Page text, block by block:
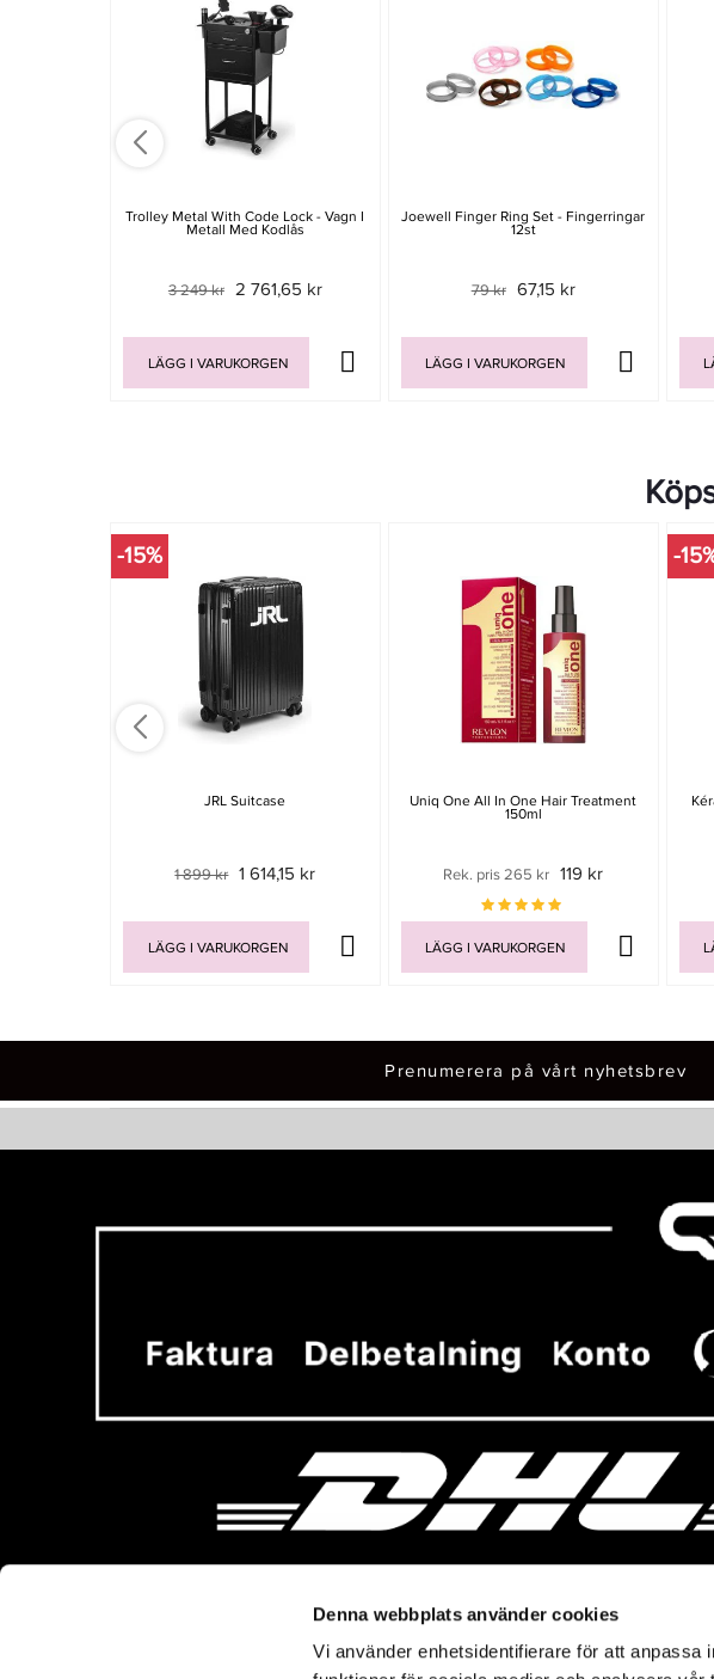
Denna webbplats använder cookies
Vi använder enhetsidentifierare för att anpassa
Trolley Metal With Code Lock - Vagn I
Metall Med Kodlås
3 249 kr 2 761,65 kr
LÄGG I VARUKORGEN
Joewell Finger Ring Set - Fingerringar
12st
79 kr 67,15 kr
LÄGG I VARUKORGEN
-15%
JRL Suitcase
1 899 kr 1 614,15 kr
LÄGG I VARUKORGEN
Uniq One All In One Hair Treatment
150ml
Rek. pris 265 kr 119 kr
LÄGG I VARUKORGEN
-
Prenumerera på vårt nyhetsbrev
Om Baresso